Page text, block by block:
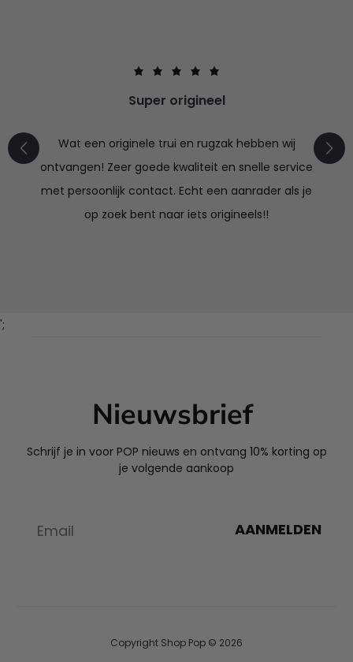
Super origineel
Wat een originele trui en rugzak hebben wij
ontvangen! Zeer goede kwaliteit en snelle service
met persoonlijk contact. Echt een aanrader als je
op zoek bent naar iets origineels!!
';
Nieuwsbrief
Schrijf je in voor POP nieuws en ontvang 10% korting op
je volgende aankoop
AANMELDEN
Copyright Shop Pop © 2026